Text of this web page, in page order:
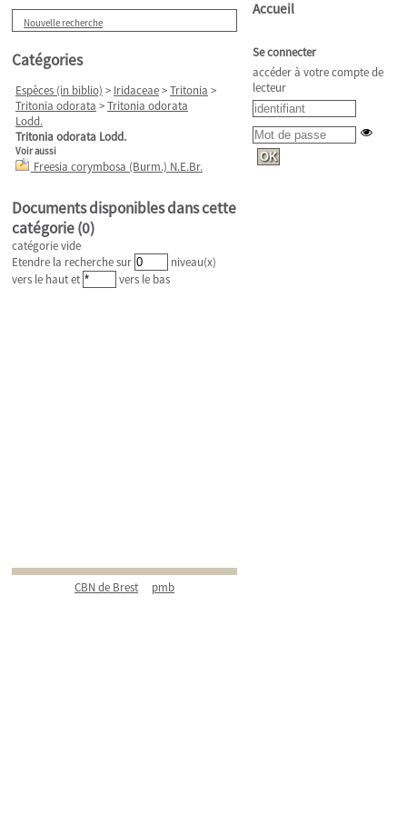
Nouvelle recherche
Catégories
Espèces (in biblio) > Iridaceae>Tritonia >
Tritonia odorata >Tritonia odorata
Lodd.
Tritonia odorata Lodd.
Voir aussi
Freesia corymbosa (Burm.) N.E.Br.
Documents disponibles dans cette
catégorie (0)
catégorie vide
Etendre la recherche sur
niveau(x)
vers le haut et
vers le bas
CBN de Brest pmb
Accueil
Se connecter
accéder à votre compte de
lecteur